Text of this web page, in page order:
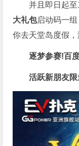
并且即日起
大礼包启动码一
你去天堂岛度假
逐梦参赛!百
活跃新朋友